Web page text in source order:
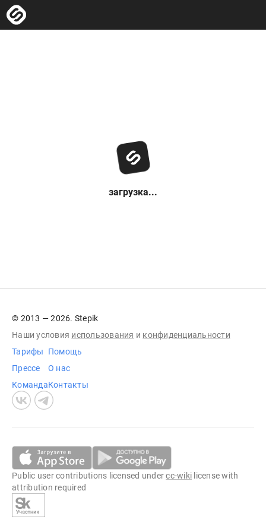
загрузка...
© 2013 — 2026. Stepik
Наши условия использования и конфиденциальности
Тарифы
Прессе
Команда
Помощь
О нас
Контакты
Public user contributions licensed undercc-wiki license with
attribution required